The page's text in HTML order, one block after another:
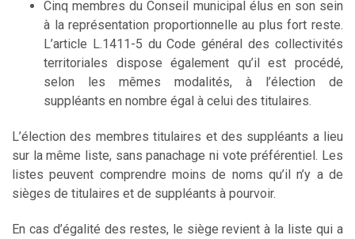
Cinq membres du Conseil municipal élus en son sein
à la représentation proportionnelle au plus fort reste.
L’article L.1411-5 du Code général des collectivités
territoriales dispose également qu’il est procédé,
selon les mêmes modalités, à l’élection de
suppléants en nombre égal à celui des titulaires.
L’élection des membres titulaires et des suppléants a lieu
sur la même liste, sans panachage ni vote préférentiel. Les
listes peuvent comprendre moins de noms qu’il n’y a de
sièges de titulaires et de suppléants à pourvoir.
En cas d’égalité des restes, le siège revient à la liste qui a